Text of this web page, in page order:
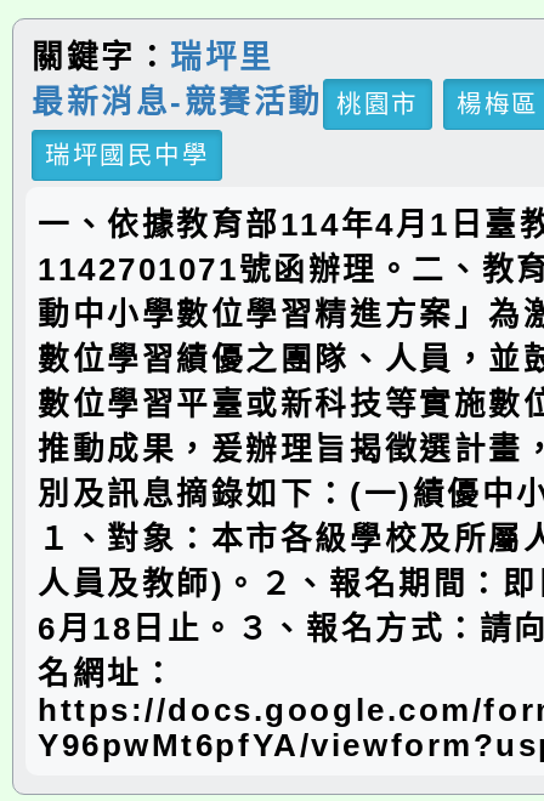
關鍵字： 瑞坪里
最新消息-競賽活動
桃園市
楊梅區
瑞坪國民中學
一、依據教育部114年4月1日臺
1142701071號函辦理。二、教
動中小學數位學習精進方案」為
數位學習績優之團隊、人員，並
數位學習平臺或新科技等實施數
推動成果，爰辦理旨揭徵選計畫
別及訊息摘錄如下：(一)績優中
１、對象：本市各級學校及所屬
人員及教師)。２、報名期間：
6月18日止。３、報名方式：請
名網址：
https://docs.google.com/
Y96pwMt6pfYA/